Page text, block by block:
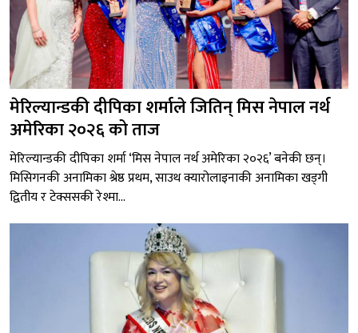
मेरिल्यान्डकी दीपिका शर्माले जितिन् मिस नेपाल नर्थ
अमेरिका २०२६ को ताज
मेरिल्यान्डकी दीपिका शर्मा ‘मिस नेपाल नर्थ अमेरिका २०२६’ बनेकी छन्।
मिसिगनकी अनामिका श्रेष्ठ प्रथम, साउथ क्यारोलाइनाकी अनामिका खड्गी
द्वितीय र टेक्ससकी रेश्मा...